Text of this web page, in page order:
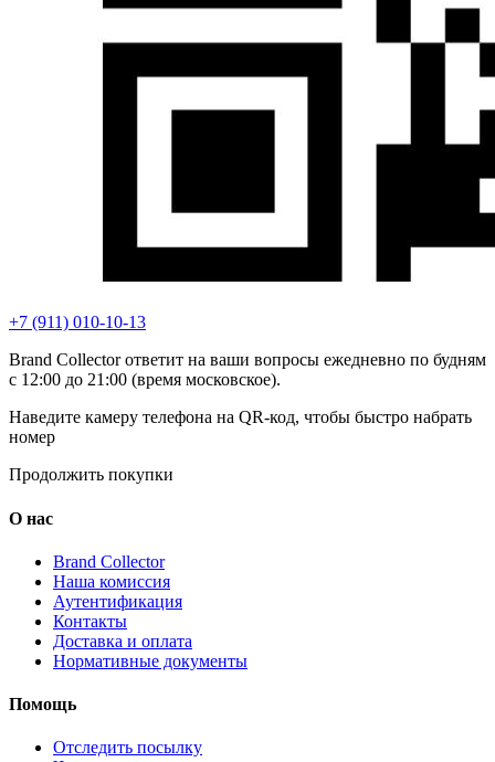
+7 (911) 010-10-13
Brand Collector ответит на ваши вопросы ежедневно по будням
с 12:00 до 21:00 (время московское).
Наведите камеру телефона на QR-код, чтобы быстро набрать
номер
Продолжить покупки
О нас
Brand Collector
Наша комиссия
Аутентификация
Контакты
Доставка и оплата
Нормативные документы
Помощь
Отследить посылку